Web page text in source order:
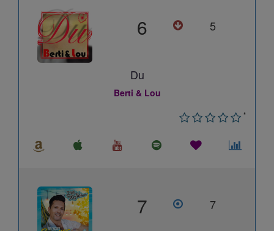
6 5
Du
Berti & Lou
*
7 7